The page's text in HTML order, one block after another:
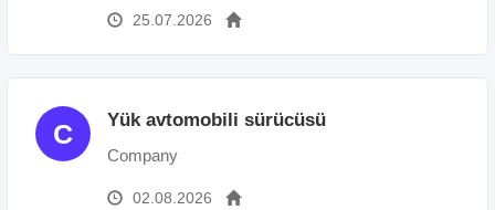
25.07.2026
C Yük avtomobili sürücüsü
Company
02.08.2026